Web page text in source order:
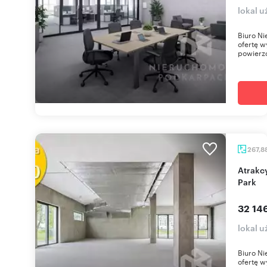
lokal
Biuro
ofertę
Atrakcyjny lokal 268 m² z tarasem w Olszynki
Park
32
lokal
Biuro
ofertę